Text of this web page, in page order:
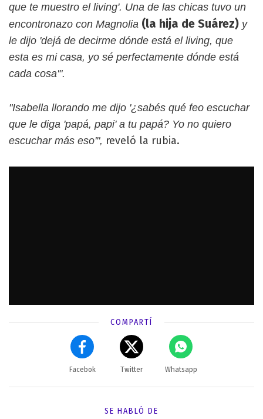
que te muestro el living'. Una de las chicas tuvo un
encontronazo con Magnolia (la hija de Suárez) y
le dijo 'dejá de decirme dónde está el living, que
esta es mi casa, yo sé perfectamente dónde está
cada cosa'".
"Isabella llorando me dijo '¿sabés qué feo escuchar
que le diga 'papá, papi' a tu papá? Yo no quiero
escuchar más eso'", reveló la rubia.
COMPARTÍ
Facebok Twitter Whatsapp
SE HABLÓ DE